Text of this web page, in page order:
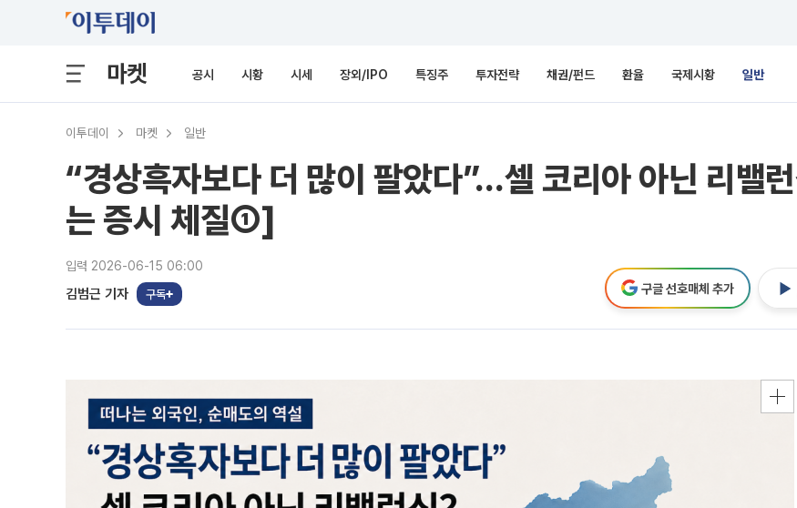
마켓 공시 시황 시세 장외/IPO 특징주 투자전략 채권/펀드 환율 국제시황 일반
이투데이 마켓 일반
“경상흑자보다 더 많이 팔았다”…셀 코리아 아닌 리밸
는 증시 체질①]
입력 2026-06-15 06:00
김범근 기자 구독 구글 선호매체 추가